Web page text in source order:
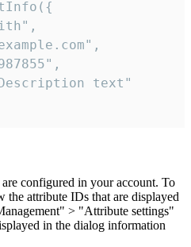
text"
configured in your account. To
the attribute IDs that are displayed
> "Attribute settings"
in the dialog information